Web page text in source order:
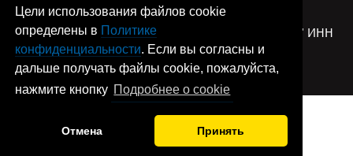
Цели использования файлов cookie
определены в Политике
конфиденциальности. Если вы согласны и
дальше получать файлы cookie, пожалуйста,
нажмите кнопку Подробнее о cookie
Отмена Принять
© РАЭК, 2026 Хозяйственное партнерство “РАЭК” ИНН
7720804248
Сайт создан вВолге-Веб